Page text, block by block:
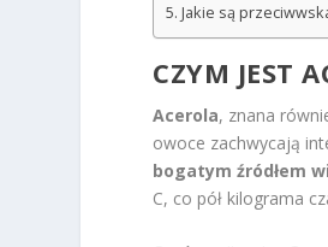
Jakie są
CZYM JEST
Acerola, znana
owoce zachwycają
bogatym źródłem
C, co pół kilograma